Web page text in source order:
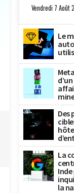
Vendredi 7 Août
Le
Des
La
Inde
la